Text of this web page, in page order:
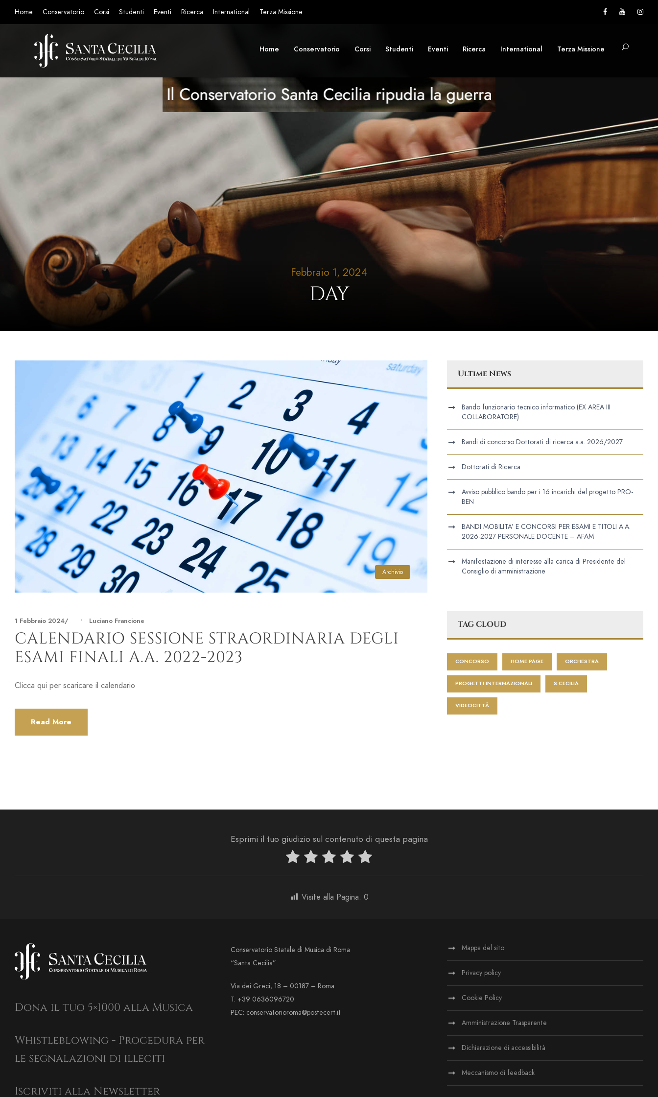
Home Conservatorio Corsi Studenti Eventi Ricerca International Terza Missione
Home Conservatorio Corsi Studenti Eventi Ricerca International Terza Missione
Febbraio 1, 2024
DAY
Archivio
1 Febbraio 2024 • Luciano Francione
CALENDARIO SESSIONE STRAORDINARIA DEGLI
ESAMI FINALI A.A. 2022-2023
Clicca qui per scaricare il calendario
Read More
Ultime News
Bando funzionario tecnico informatico (EX AREA III
COLLABORATORE)
Bandi di concorso Dottorati di ricerca a.a. 2026/2027
Dottorati di Ricerca
Avviso pubblico bando per i 16 incarichi del progetto PRO-
BEN
BANDI MOBILITA’ E CONCORSI PER ESAMI E TITOLI A.A.
2026-2027 PERSONALE DOCENTE – AFAM
Manifestazione di interesse alla carica di Presidente del
Consiglio di amministrazione
TAG CLOUD
CONCORSO HOME PAGE ORCHESTRA
PROGETTI INTERNAZIONALI S.CECILIA
VIDEOCITTÀ
Esprimi il tuo giudizio sul contenuto di questa pagina
Visite alla Pagina: 0
Dona il tuo 5×1000 alla Musica
Whistleblowing - Procedura per
le segnalazioni di illeciti
Iscriviti alla Newsletter
Conservatorio Statale di Musica di Roma
“Santa Cecilia”
Via dei Greci, 18 – 00187 – Roma
T. +39 0636096720
PEC: conservatorioroma@postecert.it
Mappa del sito
Privacy policy
Cookie Policy
Amministrazione Trasparente
Dichiarazione di accessibilità
Meccanismo di feedback